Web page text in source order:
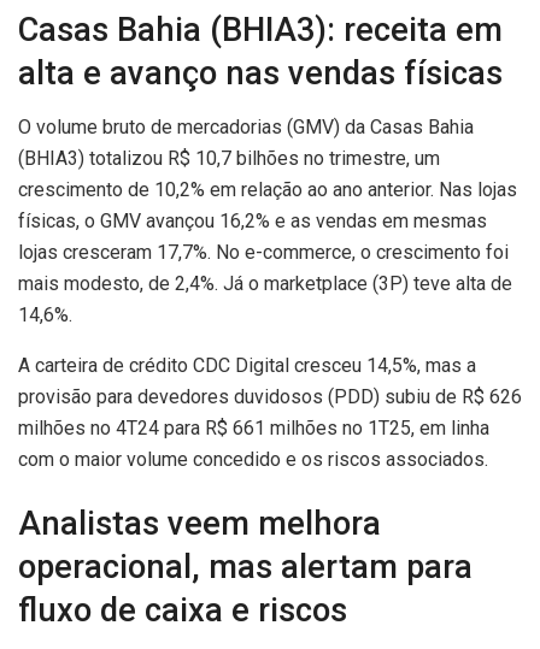
Casas Bahia (BHIA3): receita em
alta e avanço nas vendas físicas
O volume bruto de mercadorias (GMV) da Casas Bahia
(BHIA3) totalizou R$ 10,7 bilhões no trimestre, um
crescimento de 10,2% em relação ao ano anterior. Nas lojas
físicas, o GMV avançou 16,2% e as vendas em mesmas
lojas cresceram 17,7%. No e-commerce, o crescimento foi
mais modesto, de 2,4%. Já o marketplace (3P) teve alta de
14,6%.
A carteira de crédito CDC Digital cresceu 14,5%, mas a
provisão para devedores duvidosos (PDD) subiu de R$ 626
milhões no 4T24 para R$ 661 milhões no 1T25, em linha
com o maior volume concedido e os riscos associados.
Analistas veem melhora
operacional, mas alertam para
fluxo de caixa e riscos